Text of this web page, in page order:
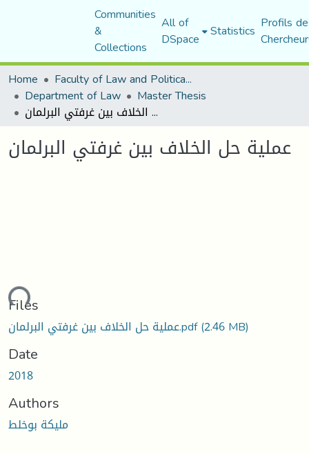
Communities
&
Collections
All of
DSpace Statistics Profils
Home
Faculty of Law and Political Science
Department of Law Master Thesis
عملية حل الخلاف بين غرفتي البرلمان
عملية حل الخلاف بين غرفتي البرلمان
Files
عملية حل الخلاف بين غرفتي البرلمان.pdf(2.46 MB)
Date
2018
Authors
مليكة بوخلط